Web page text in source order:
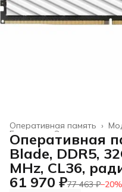
Оперативная память ›
Электроника
Главная
Оперативная
Blade, DDR5,
MHz, CL36,
61 970 ₽77 463 ₽−20%